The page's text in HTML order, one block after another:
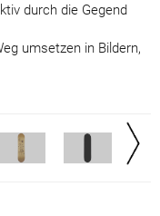
durch die Gegend
umsetzen in Bildern,